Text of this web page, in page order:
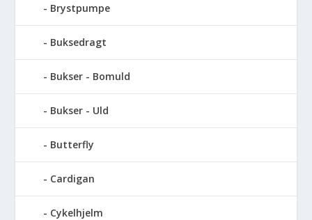
Brystpumpe
Buksedragt
Bukser - Bomuld
Bukser - Uld
Butterfly
Cardigan
Cykelhjelm